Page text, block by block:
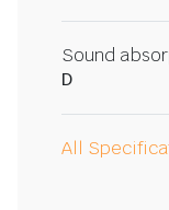
Sound
D
All